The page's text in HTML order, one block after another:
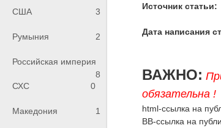
США 3
Румыния 2
Российская империя
8
СХС
0
Македония 1
Источник статьи:
Дата написания
ВАЖНО:
обязательна !
html-ссылка на
BB-ссылка на